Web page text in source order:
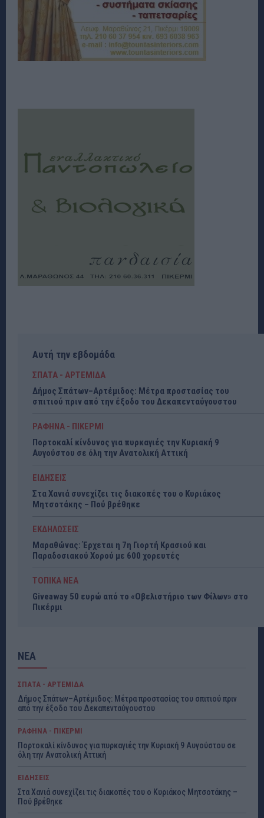
Αυτή την εβδομάδα
ΣΠΑΤΑ - ΑΡΤΕΜΙΔΑ
Δήμος Σπάτων–Αρτέμιδος: Μέτρα προστασίας του
σπιτιού πριν από την έξοδο του Δεκαπενταύγουστου
ΡΑΦΗΝΑ - ΠΙΚΕΡΜΙ
Πορτοκαλί κίνδυνος για πυρκαγιές την Κυριακή 9
Αυγούστου σε όλη την Ανατολική Αττική
ΕΙΔΗΣΕΙΣ
Στα Χανιά συνεχίζει τις διακοπές του ο Κυριάκος
Μητσοτάκης – Πού βρέθηκε
ΕΚΔΗΛΩΣΕΙΣ
Μαραθώνας: Έρχεται η 7η Γιορτή Κρασιού και
Παραδοσιακού Χορού με 600 χορευτές
ΤΟΠΙΚΑ ΝΕΑ
Giveaway 50 ευρώ από το «Οβελιστήριο των Φίλων» στο
Πικέρμι
ΝΕΑ
ΣΠΑΤΑ - ΑΡΤΕΜΙΔΑ
Δήμος Σπάτων–Αρτέμιδος: Μέτρα προστασίας του σπιτιού πριν
από την έξοδο του Δεκαπενταύγουστου
ΡΑΦΗΝΑ - ΠΙΚΕΡΜΙ
Πορτοκαλί κίνδυνος για πυρκαγιές την Κυριακή 9 Αυγούστου σε
όλη την Ανατολική Αττική
ΕΙΔΗΣΕΙΣ
Στα Χανιά συνεχίζει τις διακοπές του ο Κυριάκος Μητσοτάκης –
Πού βρέθηκε